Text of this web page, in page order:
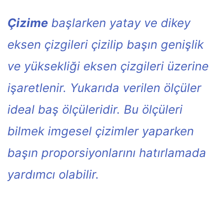
Çizime başlarken yatay ve dikey
eksen çizgileri çizilip başın genişlik
ve yüksekliği eksen çizgileri üzerine
işaretlenir. Yukarıda verilen ölçüler
ideal baş ölçüleridir. Bu ölçüleri
bilmek imgesel çizimler yaparken
başın proporsiyonlarını hatırlamada
yardımcı olabilir.